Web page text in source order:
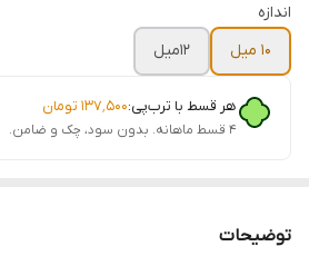
اندازه
۱۰ میل
۱۲میل
هر قسط با ترب‌پی:۱۳۷٬۵۰۰ تومان
۴ قسط ماهانه. بدون سود، چک و ضامن.
توضیحات